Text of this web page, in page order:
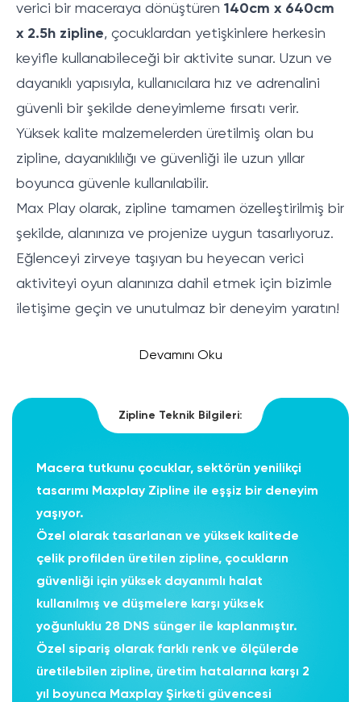
verici bir maceraya dönüştüren 140cm x 640cm
x 2.5h zipline, çocuklardan yetişkinlere herkesin
keyifle kullanabileceği bir aktivite sunar. Uzun ve
dayanıklı yapısıyla, kullanıcılara hız ve adrenalini
güvenli bir şekilde deneyimleme fırsatı verir.
Yüksek kalite malzemelerden üretilmiş olan bu
zipline, dayanıklılığı ve güvenliği ile uzun yıllar
boyunca güvenle kullanılabilir.
Max Play olarak, zipline tamamen özelleştirilmiş bir
şekilde, alanınıza ve projenize uygun tasarlıyoruz.
Eğlenceyi zirveye taşıyan bu heyecan verici
aktiviteyi oyun alanınıza dahil etmek için bizimle
iletişime geçin ve unutulmaz bir deneyim yaratın!
Devamını Oku
Zipline Teknik Bilgileri:
Macera tutkunu çocuklar, sektörün yenilikçi
tasarımı Maxplay Zipline ile eşşiz bir deneyim
yaşıyor.
Özel olarak tasarlanan ve yüksek kalitede
çelik profilden üretilen zipline, çocukların
güvenliği için yüksek dayanımlı halat
kullanılmış ve düşmelere karşı yüksek
yoğunluklu 28 DNS sünger ile kaplanmıştır.
Özel sipariş olarak farklı renk ve ölçülerde
üretilebilen zipline, üretim hatalarına karşı 2
yıl boyunca Maxplay Şirketi güvencesi